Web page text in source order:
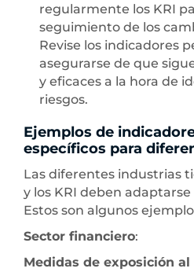
regularmente los KRI
seguimiento de los
Revise los indicadores
asegurarse de que
y eficaces a la hora de
riesgos.
Ejemplos de
específicos para
Las diferentes industrias
y los KRI deben
Estos son algunos
Sector financiero:
Medidas de exposición